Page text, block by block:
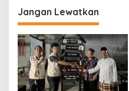
g
a
s
i
p
Jangan Lewatkan